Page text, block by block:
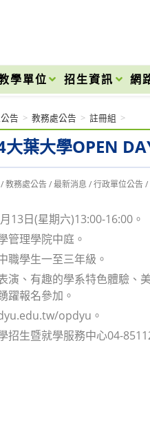
學單位 招生資訊 網
葉大學OPEN
告 > 教務處公告 > 註冊組 >
/ 教務處公告 / 最新消息 / 行政單位公告 /
13日(星期六)13:00-16:00。
管理學院中庭。
職學生一至三年級。
演、有趣的學系特色體驗
躍報名參加。
opdyu。
招生暨就學服務中心04-